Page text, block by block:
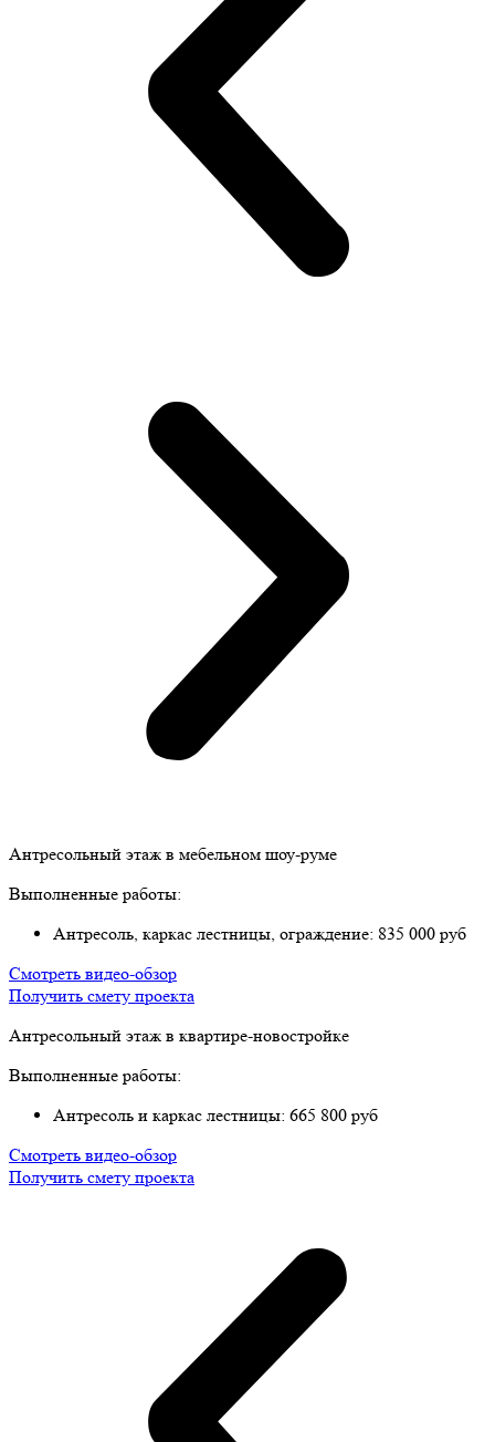
Антресольный этаж в мебельном шоу-руме
Выполненные работы:
Антресоль, каркас лестницы, ограждение: 835 000 руб
Смотреть видео-обзор
Получить смету проекта
Антресольный этаж в квартире-новостройке
Выполненные работы:
Антресоль и каркас лестницы: 665 800 руб
Смотреть видео-обзор
Получить смету проекта